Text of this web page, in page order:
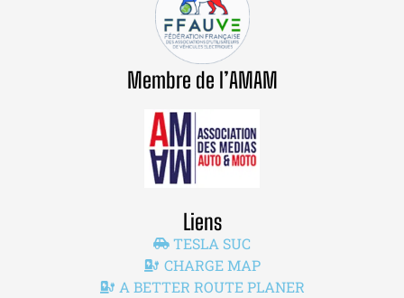
Membre de l’AMAM
Liens
TESLA SUC
CHARGE MAP
A BETTER ROUTE PLANER